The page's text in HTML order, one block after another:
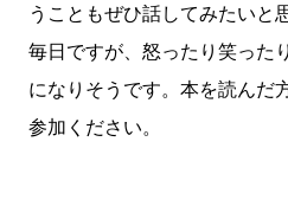
うこともぜひ話してみたいと
毎日ですが、怒ったり笑った
になりそうです。本を読んだ
参加ください。